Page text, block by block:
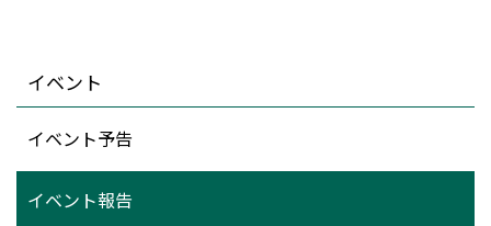
イベント
イベント予告
イベント報告